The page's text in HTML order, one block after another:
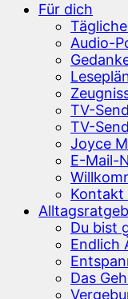
Für dich
Audio-
TV-
TV-
Joyce
E-Mail-
Kontakt
Du bist
Endlich
Das